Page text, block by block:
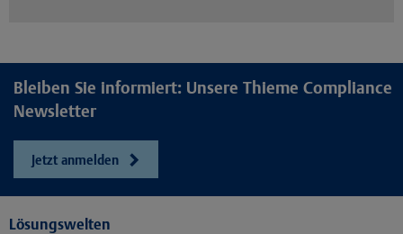
Bleiben Sie informiert: Unsere Thieme Compliance
Newsletter
Jetzt anmelden
Lösungswelten